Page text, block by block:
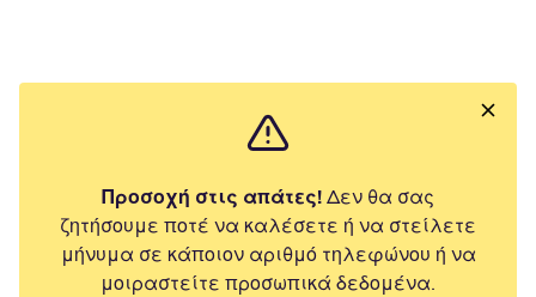
Προσοχή στις απάτες! Δεν θα σας
ζητήσουμε ποτέ να καλέσετε ή να στείλετε
μήνυμα σε κάποιον αριθμό τηλεφώνου ή να
μοιραστείτε προσωπικά δεδομένα.